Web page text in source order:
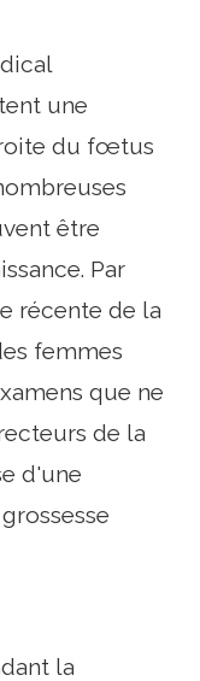
une
du fœtus
être
Par
récente de la
femmes
que ne
de la
d'une
la